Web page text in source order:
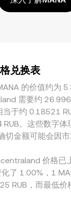
兑换表
的价值约为
需要约
当于约 0.18521
。这些数字体
切金额可能会因市
价格已
了 1.00%，1
RUB，而最低价